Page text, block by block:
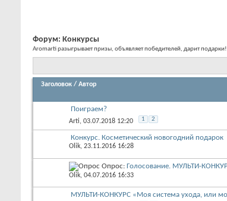
Форум: Конкурсы
Aromarti разыгрывает призы, объявляет победителей, дарит подарки!
Заголовок / Автор
Поиграем?
Arti, 03.07.2018 12:20 1 2
Конкурс. Косметический новогодний подарок
Olik, 23.11.2016 16:28
Опрос: Голосование. МУЛЬТИ-
Olik, 04.07.2016 16:33
МУЛЬТИ-КОНКУРС «Моя система ухода, или